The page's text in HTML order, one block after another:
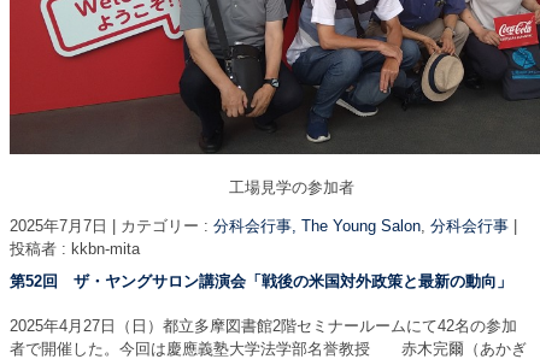
工場見学の参加者
2025年7月7日 | カテゴリー : 分科会行事, The Young Salon 分科会行事 |
投稿者 : kkbn-mita
第52回 ザ・ヤングサロン講演会「戦後の米国対外政策と最新の動向」
2025年4月27日（日）都立多摩図書館2階セミナールームにて42名の参加
者で開催した。今回は慶應義塾大学法学部名誉教授 赤木完爾（あかぎ